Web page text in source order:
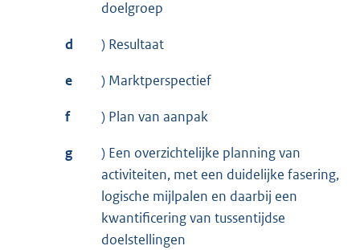
doelgroep
d ) Resultaat
e ) Marktperspectief
f ) Plan van aanpak
g
) Een overzichtelijke planning van
activiteiten, met een duidelijke fasering,
logische mijlpalen en daarbij een
kwantificering van tussentijdse
doelstellingen